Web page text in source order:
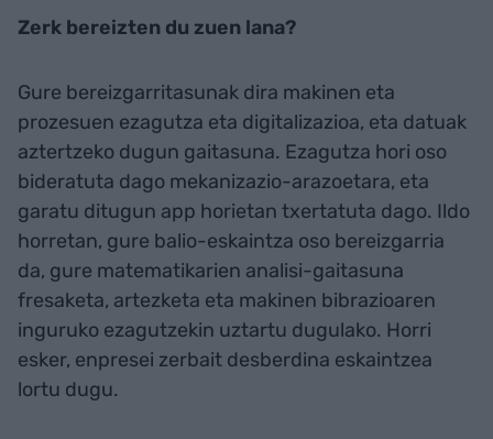
Zerk bereizten du zuen lana?
Gure bereizgarritasunak dira makinen eta
prozesuen ezagutza eta digitalizazioa, eta datuak
aztertzeko dugun gaitasuna. Ezagutza hori oso
bideratuta dago mekanizazio-arazoetara, eta
garatu ditugun app horietan txertatuta dago. Ildo
horretan, gure balio-eskaintza oso bereizgarria
da, gure matematikarien analisi-gaitasuna
fresaketa, artezketa eta makinen bibrazioaren
inguruko ezagutzekin uztartu dugulako. Horri
esker, enpresei zerbait desberdina eskaintzea
lortu dugu.